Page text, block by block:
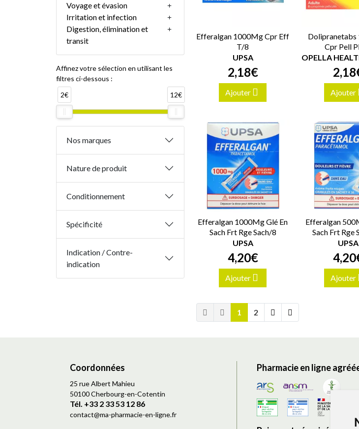
Efferalgan 1000Mg Cpr Eff
T/8
UPSA
2,18€
Ajouter
Cpr Pell
2,18
Ajouter
Efferalgan 1000Mg Glé En
Sach Frt Rge Sach/8
UPSA
4,20€
Ajouter
Efferalgan
Sach Frt Rge
UPSA
4,20
Ajouter
1 2
Voyage et évasion
Irritation et infection
Digestion, élimination et
transit
Affinez votre sélection en utilisant les
filtres ci-dessous :
2€
12€
Nos marques
Nature de produit
Conditionnement
Spécificité
Indication / Contre-
indication
Coordonnées
25 rue Albert Mahieu
50100 Cherbourg-en-Cotentin
Tél. +33 2 33 53 12 86
contact@ma-pharmacie-en-ligne.fr
Pharmacie en ligne